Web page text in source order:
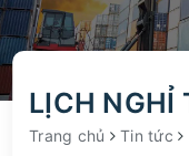
Trang chủ Tin tức